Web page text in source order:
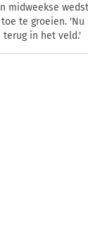
midweekse
te groeien.
terug in het veld.'